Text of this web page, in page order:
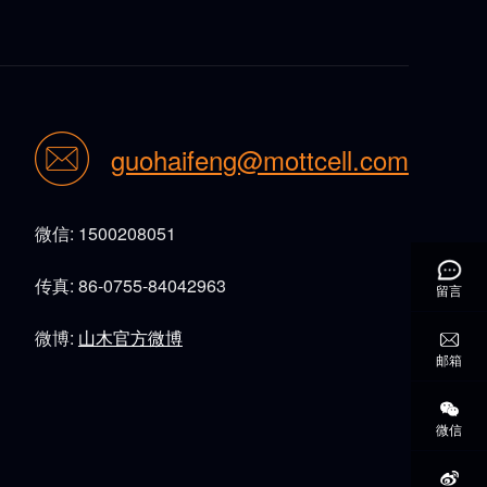
guohaifeng@mottcell.com
微信: 1500208051
传真: 86-0755-84042963
微博: 山木官方微博
留言
邮箱
微信